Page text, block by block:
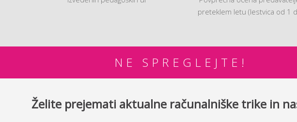
preteklem letu (lestvica od 1
B2 SKUPINA BREZPLAČNI
NE SPREGLEJTE!
Želite prejemati aktualne računalniške trike in